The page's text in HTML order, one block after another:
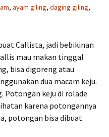
, ayam giling, daging giling,
Callista, jadi bebikinan
mau makan tinggal
bisa digoreng atau
dua macam keju.
Potongan keju di rolade
karena potongannya
potongan bisa dibuat